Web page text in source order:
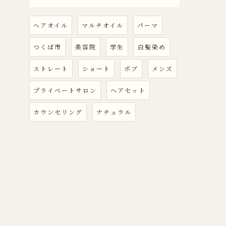
ヘアオイル マルチオイル パーマ
つくば市 美容院 学生 白髪染め
ストレート ショート ボブ メンズ
プライベートサロン ヘアセット
カウンセリング ナチュラル